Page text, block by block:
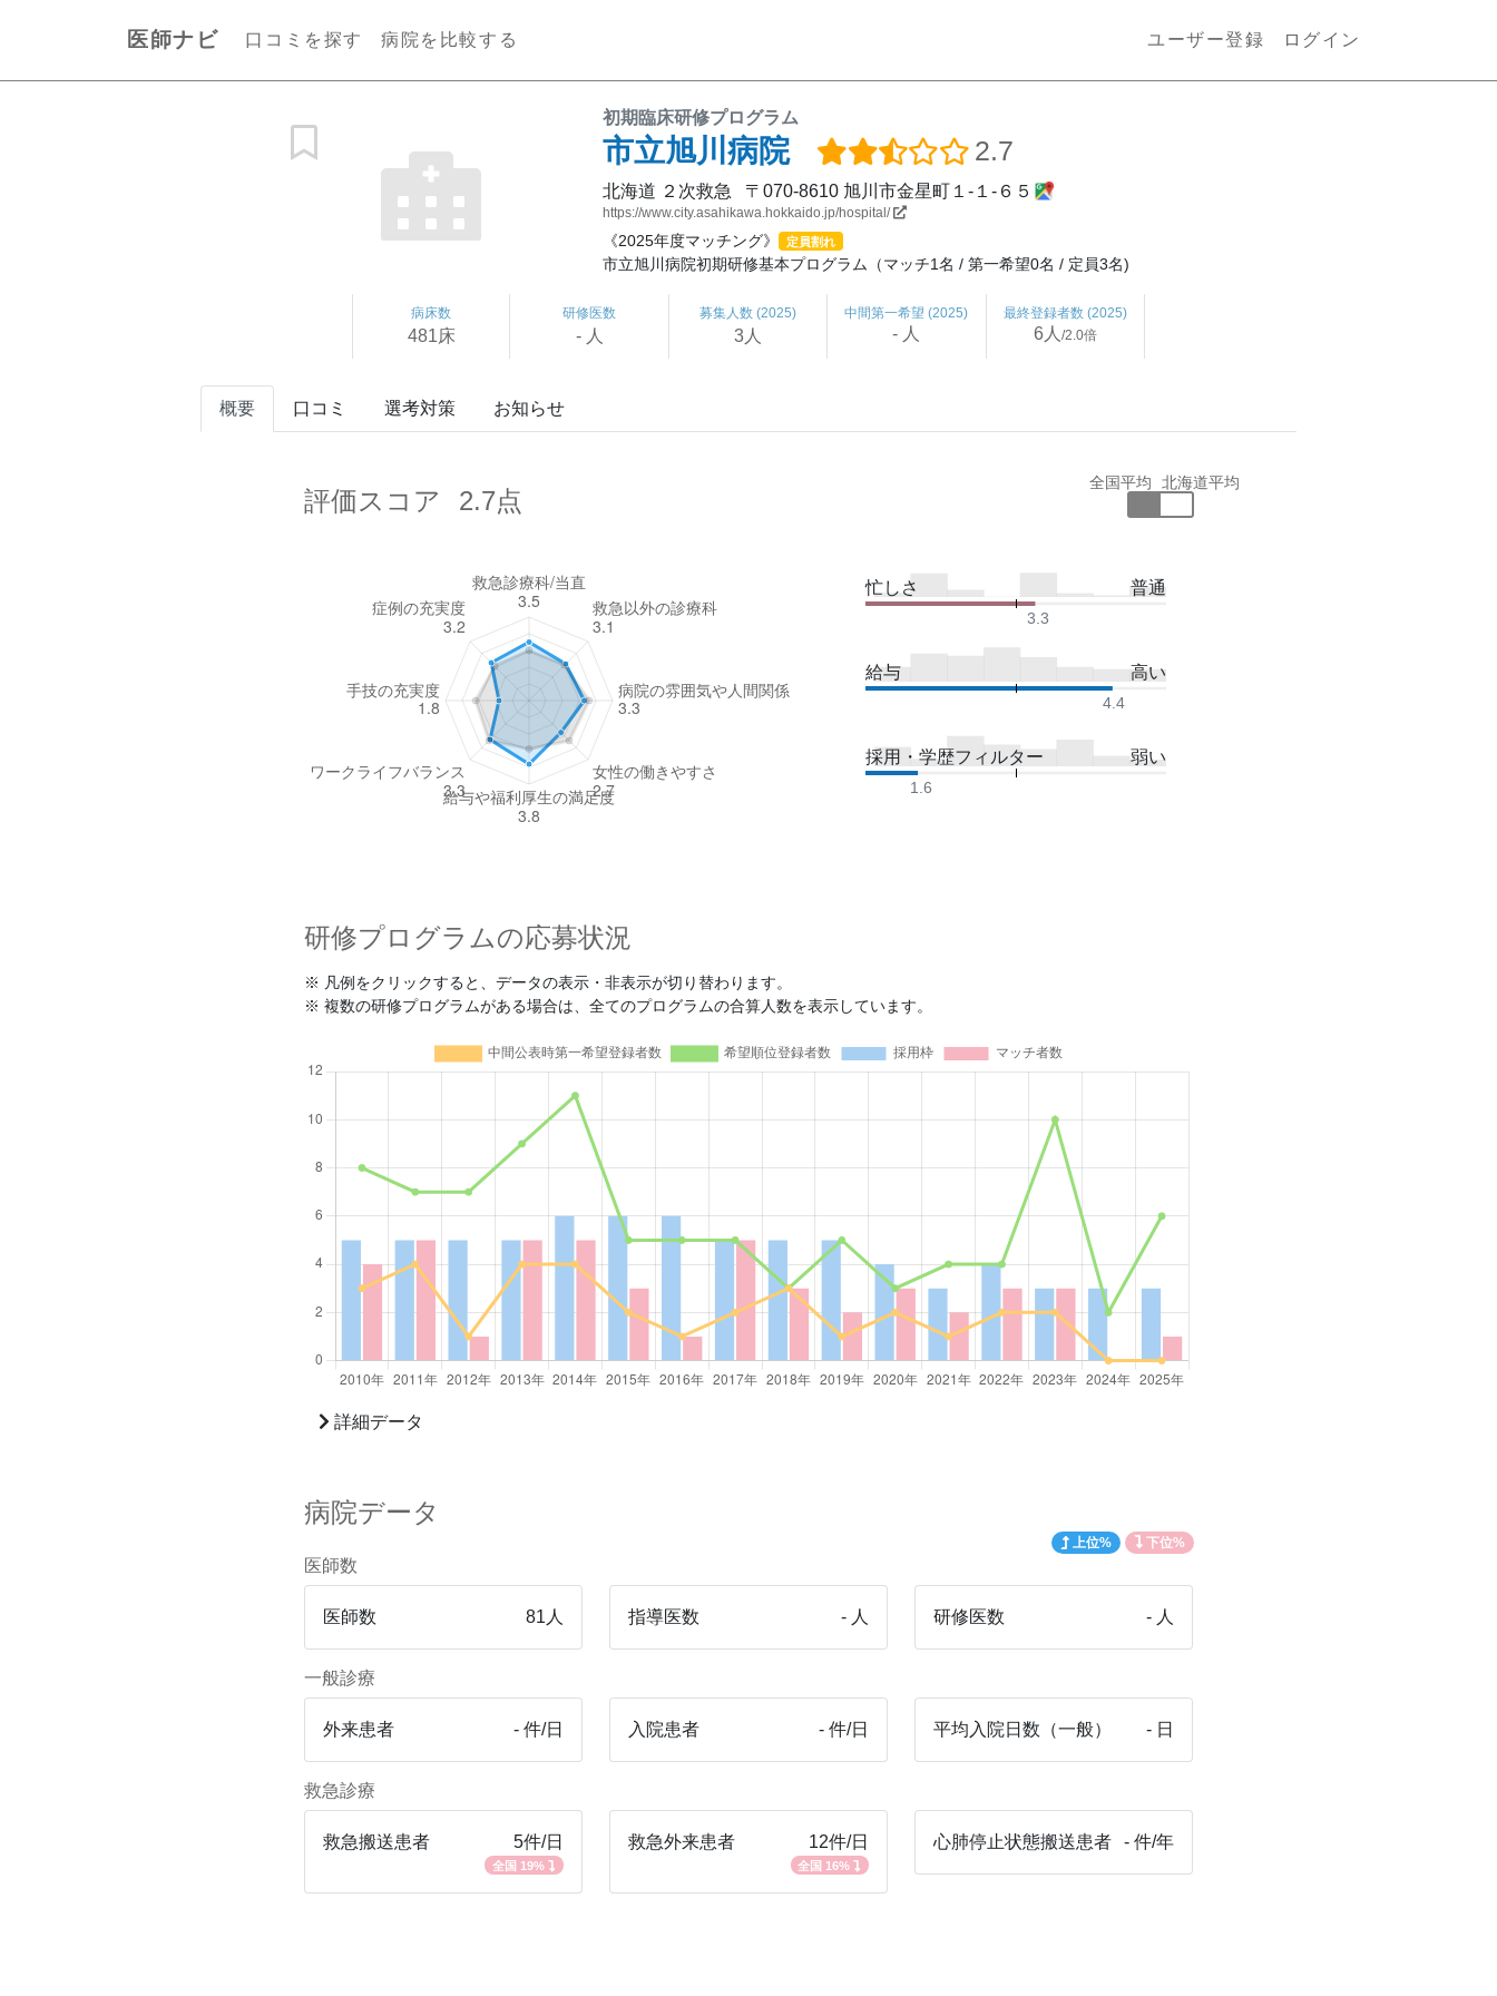
医師ナビ 口コミを探す 病院を比較する ユーザー登録 ログイン
初期臨床研修プログラム
市立旭川病院 2.7
北海道 ２次救急 〒070-8610 旭川市金星町１-１-６５
https://www.city.asahikawa.hokkaido.jp/hospital/
《2025年度マッチング》 定員割れ
市立旭川病院初期研修基本プログラム（マッチ1名 / 第一希望0名 / 定員3名)
病床数
481床
研修医数
- 人
募集人数 (2025)
3人
中間第一希望 (2025)
- 人
最終登録者数(2025)
6人 /2.0倍
概要 口コミ 選考対策 お知らせ
評価スコア 2.7点
全国平均 北海道平均
忙しさ 普通
3.3
給与 高い
4.4
採用・学歴フィルター 弱い
1.6
研修プログラムの応募状況
※ 凡例をクリックすると、データの表示・非表示が切り替わります。
※ 複数の研修プログラムがある場合は、全てのプログラムの合算人数を表示しています。
詳細データ
病院データ
上位% 下位%
医師数
医師数 81人 指導医数 - 人 研修医数 - 人
一般診療
外来患者 - 件/日 入院患者 - 件/日 平均入院日数（一般） - 日
救急診療
救急搬送患者 5件/日
全国 19%
救急外来患者 12件/日
全国 16%
心肺停止状態搬送患者 - 件/年